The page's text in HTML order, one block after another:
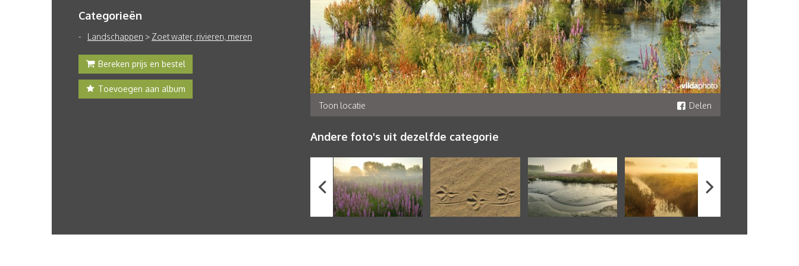
Categorieën
Landschappen > Zoet water, rivieren, meren
Bereken prijs en bestel
Toevoegen aan album
Toon locatie
Delen
Andere foto's uit dezelfde categorie